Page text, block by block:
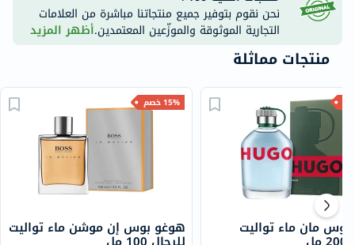
نحن نقوم بتوفير جميع منتجاتنا مباشرة من العلامات
التجارية الموثوقة والموزّعين المعتمدين.أظهر المزيد
منتجات مماثلة
15% خصم
هوغو بوس إن موشن ماء تواليت مان ماء تواليت